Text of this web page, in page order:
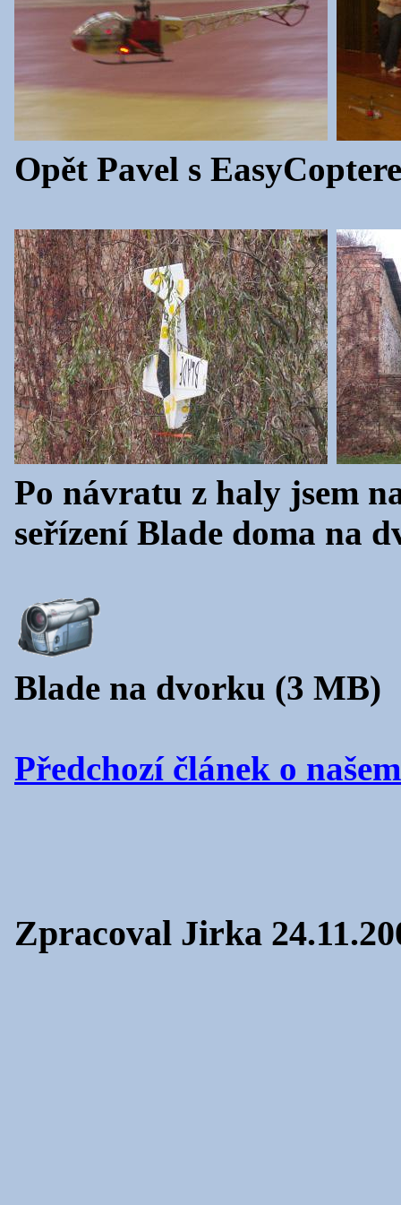
Opět Pavel s
Po návratu z haly jsem
seřízení Blade doma na
Blade na dvorku (3 MB)
Předchozí článek o
Zpracoval Jirka